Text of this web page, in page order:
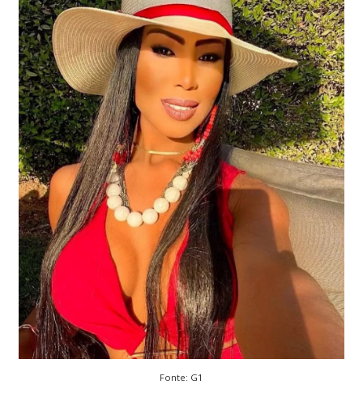
Fonte: G1